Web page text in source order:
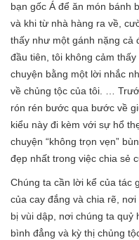
bạn gốc Á để ăn món bánh
và khi từ nhà hàng ra về,
thấy như một gánh nặng cả
đầu tiên, tôi không cảm
chuyện bằng một lời nhắc
về chủng tộc của tôi. …
rón rén bước qua bước về
kiểu này đi kèm với sự hổ
chuyện “không trọn vẹn”
đẹp nhất trong việc chia sẻ
Chúng ta cần lời kể của tác
của cay đắng và chia rẽ,
bị vùi dập, nơi chúng ta
bình đẳng và kỳ thị chủng